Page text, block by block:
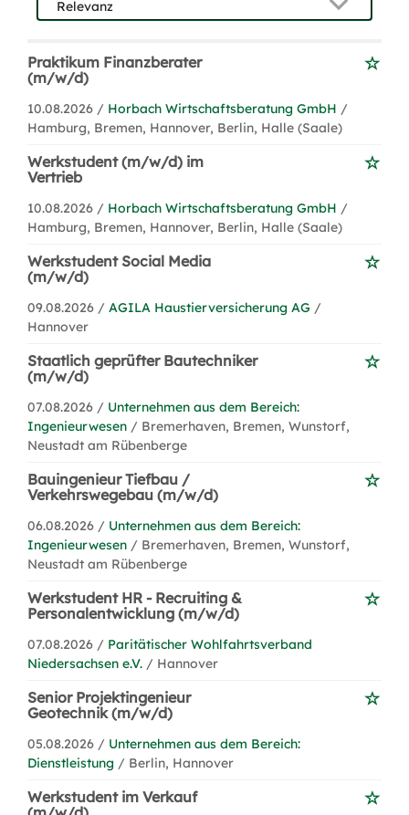
Praktikum Finanzberater
(m/w/d)
10.08.2026 / Horbach Wirtschaftsberatung GmbH /
Hamburg, Bremen, Hannover, Berlin, Halle (Saale)
Werkstudent (m/w/d) im
Vertrieb
10.08.2026 / Horbach Wirtschaftsberatung GmbH /
Hamburg, Bremen, Hannover, Berlin, Halle (Saale)
Werkstudent Social Media
(m/w/d)
09.08.2026 / AGILA Haustierversicherung AG /
Hannover
Staatlich geprüfter Bautechniker
(m/w/d)
07.08.2026 / Unternehmen aus dem Bereich:
Ingenieurwesen / Bremerhaven, Bremen, Wunstorf,
Neustadt am Rübenberge
Bauingenieur Tiefbau /
Verkehrswegebau (m/w/d)
06.08.2026 / Unternehmen aus dem Bereich:
Ingenieurwesen / Bremerhaven, Bremen, Wunstorf,
Neustadt am Rübenberge
Werkstudent HR - Recruiting &
Personalentwicklung (m/w/d)
07.08.2026 / Paritätischer Wohlfahrtsverband
Niedersachsen e.V. / Hannover
Senior Projektingenieur
Geotechnik (m/w/d)
05.08.2026 / Unternehmen aus dem Bereich:
Dienstleistung / Berlin, Hannover
Werkstudent im Verkauf